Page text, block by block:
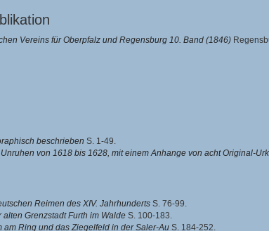
Vereins für Oberpfalz und Regensburg 10. Band (1846)
beschrieben S. 1-49.
von 1618 bis 1628, mit einem Anhange von acht Original-
Reimen des XIV. Jahrhunderts S. 76-99.
Grenzstadt Furth im Walde S. 100-183.
am Ring und das Ziegelfeld in der Saler-Au S. 184-252.